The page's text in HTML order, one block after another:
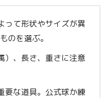
って形状やサイズが異
のを選ぶ。
）、長さ、重さに注意
要な道具。公式球か練